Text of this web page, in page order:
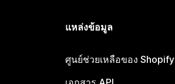
แหล่งข้อมูล
ศูนย์ช่วยเหลือของ Shopify